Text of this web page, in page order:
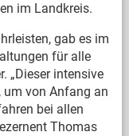
im Landkreis.
gab es im
für alle
„Dieser intensive
von Anfang an
bei allen
Thomas